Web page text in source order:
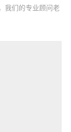
我们的专业顾问老